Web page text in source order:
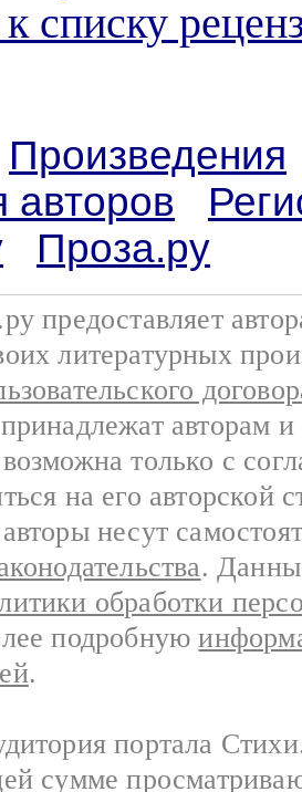
списку
Произведения
авторов
Проза.ру
предоставляет
литературных
авторам
только с
на его авторской
несут
.
обработки
подробную
.
портала
сумме